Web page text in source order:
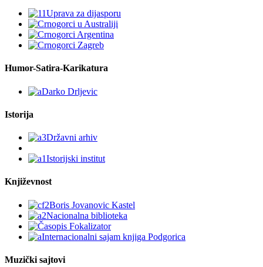
Humor-Satira-Karikatura
Istorija
Književnost
Muzički sajtovi